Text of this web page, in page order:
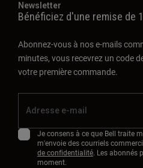
Newsletter
Bénéficiez d'une remise de
Abonnez-vous à nos e-mails
minutes, vous recevrez un code
votre première commande.
Je consens à ce que Bell traite
m'envoie des courriels
de confidentialité. Les abonnés
moment.